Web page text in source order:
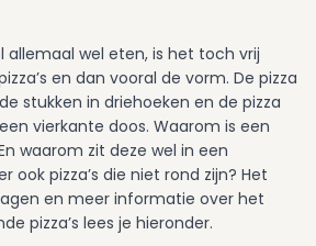
allemaal wel eten, is het toch vrij
en dan vooral de vorm. De pizza
stukken in driehoeken en de pizza
vierkante doos. Waarom is een
waarom zit deze wel in een
ook pizza’s die niet rond zijn? Het
en meer informatie over het
pizza’s lees je hieronder.